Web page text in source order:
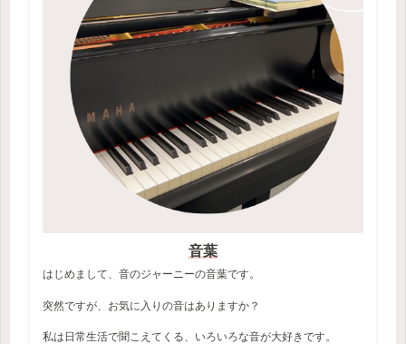
音葉
はじめまして、音のジャーニーの音葉です。
突然ですが、お気に入りの音はありますか？
私は日常生活で聞こえてくる、いろいろな音が大好きです。